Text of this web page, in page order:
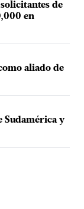
de
en
aliado de
Sudamérica y